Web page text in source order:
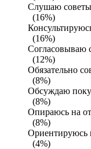
Слушаю
(16%)
(16%)
Согласовываю
(12%)
Обязательно
(8%)
Обсуждаю
(8%)
Опираюсь на
(8%)
Ориентируюсь
(4%)